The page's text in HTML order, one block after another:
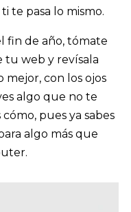
te pasa lo mismo.
fin de año, tómate
tu web y revísala
mejor, con los ojos
algo que no te
pues ya sabes
algo más que